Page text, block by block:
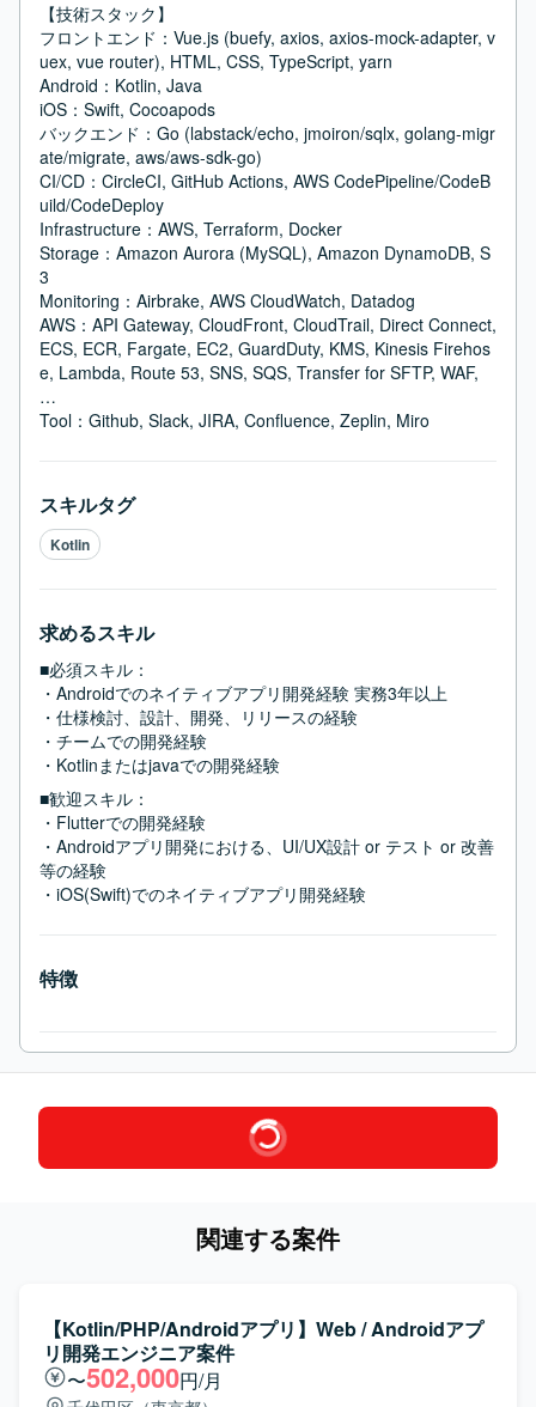
【技術スタック】
フロントエンド：Vue.js (buefy, axios, axios-mock-adapter, v
uex, vue router), HTML, CSS, TypeScript, yarn
Android：Kotlin, Java
iOS：Swift, Cocoapods
バックエンド：Go (labstack/echo, jmoiron/sqlx, golang-migr
ate/migrate, aws/aws-sdk-go)
CI/CD：CircleCI, GitHub Actions, AWS CodePipeline/CodeB
uild/CodeDeploy
Infrastructure：AWS, Terraform, Docker
Storage：Amazon Aurora (MySQL), Amazon DynamoDB, S
3
Monitoring：Airbrake, AWS CloudWatch, Datadog
AWS：API Gateway, CloudFront, CloudTrail, Direct Connect,
ECS, ECR, Fargate, EC2, GuardDuty, KMS, Kinesis Firehos
e, Lambda, Route 53, SNS, SQS, Transfer for SFTP, WAF,
…
Tool：Github, Slack, JIRA, Confluence, Zeplin, Miro
スキルタグ
Kotlin
求めるスキル
■必須スキル：
・Androidでのネイティブアプリ開発経験 実務3年以上
・仕様検討、設計、開発、リリースの経験
・チームでの開発経験
・Kotlinまたはjavaでの開発経験
■歓迎スキル：
・Flutterでの開発経験
・Androidアプリ開発における、UI/UX設計 or テスト or 改善
等の経験
・iOS(Swift)でのネイティブアプリ開発経験
特徴
関連する案件
【Kotlin/PHP/Androidアプリ】Web / Androidアプ
リ開発エンジニア案件
〜502,000円/月